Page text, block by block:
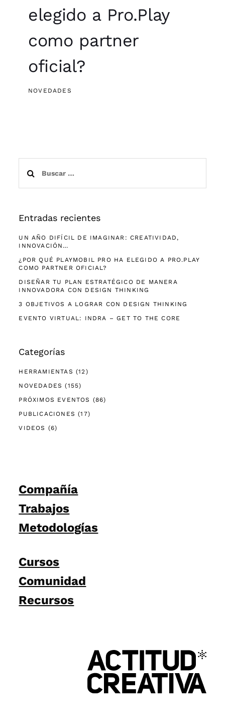
elegido a Pro.Play
como partner
oficial?
NOVEDADES
Entradas recientes
UN AÑO DIFÍCIL DE IMAGINAR: CREATIVIDAD,
INNOVACIÓN…
¿POR QUÉ PLAYMOBIL PRO HA ELEGIDO A PRO.PLAY
COMO PARTNER OFICIAL?
DISEÑAR TU PLAN ESTRATÉGICO DE MANERA
INNOVADORA CON DESIGN THINKING
3 OBJETIVOS A LOGRAR CON DESIGN THINKING
EVENTO VIRTUAL: INDRA – GET TO THE CORE
Categorías
HERRAMIENTAS (12)
NOVEDADES (155)
PRÓXIMOS EVENTOS (86)
PUBLICACIONES (17)
VIDEOS (6)
Compañía
Trabajos
Metodologías
Cursos
Comunidad
Recursos